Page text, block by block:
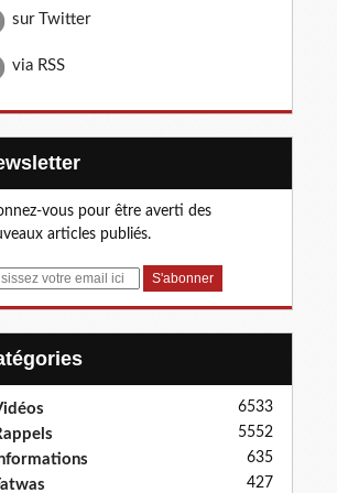
sur Twitter
via RSS
vous pour être averti des
articles publiés.
6533
5552
635
427